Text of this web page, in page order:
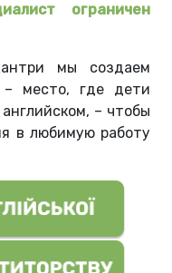
ограничен
мы создаем
место, где дети
– чтобы
в любимую работу